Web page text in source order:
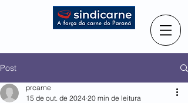
Post
prcarne
15 de out. de 2024 20 min de leitura